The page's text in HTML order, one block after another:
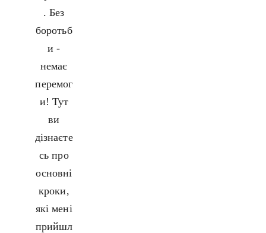
. Без
боротьб
и -
немає
перемог
и! Тут
ви
дізнаєте
сь про
основні
кроки,
які мені
прийшл